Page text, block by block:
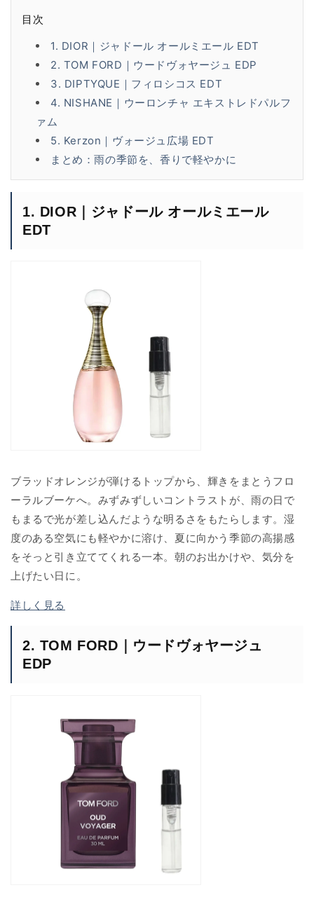
目次
1. DIOR｜ジャドール オールミエール EDT
2. TOM FORD｜ウードヴォヤージュ EDP
3. DIPTYQUE｜フィロシコス EDT
4. NISHANE｜ウーロンチャ エキストレドパルフ
ァム
5. Kerzon｜ヴォージュ広場 EDT
まとめ：雨の季節を、香りで軽やかに
1. DIOR｜ジャドール オールミエール
EDT
ブラッドオレンジが弾けるトップから、輝きをまとうフロ
ーラルブーケへ。みずみずしいコントラストが、雨の日で
もまるで光が差し込んだような明るさをもたらします。湿
度のある空気にも軽やかに溶け、夏に向かう季節の高揚感
をそっと引き立ててくれる一本。朝のお出かけや、気分を
上げたい日に。
詳しく見る
2. TOM FORD｜ウードヴォヤージュ
EDP